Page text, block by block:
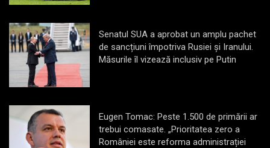
Senatul SUA a aprobat un amplu pachet
de sancțiuni împotriva Rusiei și Iranului.
Măsurile îl vizează inclusiv pe Putin
Eugen Tomac: Peste 1.500 de primării ar
trebui comasate. „Prioritatea zero a
României este reforma administrației